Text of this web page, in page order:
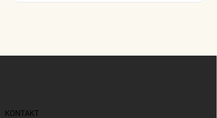
KONTAKT